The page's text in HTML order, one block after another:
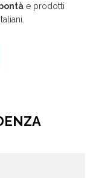
e prodotti